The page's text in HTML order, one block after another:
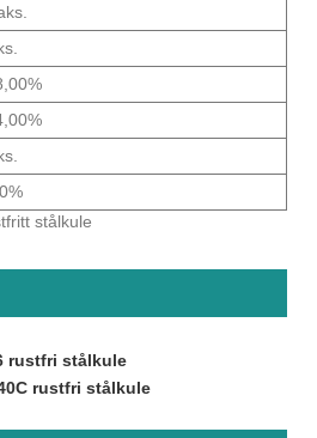
stålkule
rustfri stålkule
rustfri stålkule